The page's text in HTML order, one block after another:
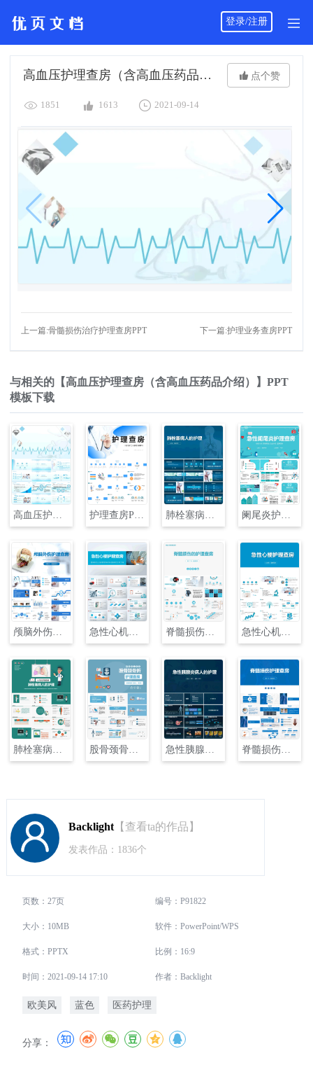
登录/注册
高血压护理查房（含高血压药品介绍）PPT  点个赞
 1851  1613  2021-09-14
上一篇:骨髓损伤治疗护理查房PPT 下一篇:护理业务查房PPT
与相关的【高血压护理查房（含高血压药品介绍）】PPT
模板下载
高血压护理查房（含高血压药品介绍）PPT 护理查房PPT 肺栓塞病人护理查房PPT 阑尾炎护理查房PPT
颅脑外伤护理查房PPT 急性心机梗护理查房PPT 脊髓损伤护理查房PPT 急性心机梗护理查房PPT
股骨颈骨折护理查房PPT
Backlight【查看ta的作品】
发表作品：1836个
页数：27页 编号：P91822
大小：10MB 软件：PowerPoint/WPS
格式：PPTX 比例：16:9
时间：2021-09-14 17:10 作者：Backlight
欧美风 蓝色 医药护理
分享：